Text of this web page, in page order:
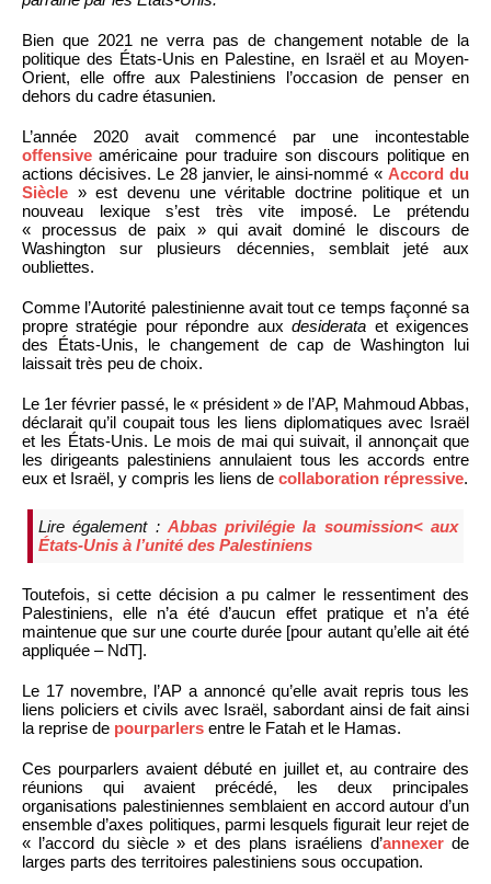
Bien que 2021 ne verra pas de changement notable de la
politique des États-Unis en Palestine, en Israël et au Moyen-
Orient, elle offre aux Palestiniens l’occasion de penser en
dehors du cadre étasunien.
L’année 2020 avait commencé par une incontestable
offensive américaine pour traduire son discours politique en
actions décisives. Le 28 janvier, le ainsi-nommé « Accord du
Siècle » est devenu une véritable doctrine politique et un
nouveau lexique s’est très vite imposé. Le prétendu
« processus de paix » qui avait dominé le discours de
Washington sur plusieurs décennies, semblait jeté aux
oubliettes.
Comme l’Autorité palestinienne avait tout ce temps façonné sa
propre stratégie pour répondre auxdesiderata et exigences
des États-Unis, le changement de cap de Washington lui
laissait très peu de choix.
Le 1er février passé, le « président » de l’AP, Mahmoud Abbas,
déclarait qu’il coupait tous les liens diplomatiques avec Israël
et les États-Unis. Le mois de mai qui suivait, il annonçait que
les dirigeants palestiniens annulaient tous les accords entre
eux et Israël, y compris les liens de collaboration répressive.
Lire également : Abbas privilégie la soumission< aux
États-Unis à l’unité des Palestiniens
Toutefois, si cette décision a pu calmer le ressentiment des
Palestiniens, elle n’a été d’aucun effet pratique et n’a été
maintenue que sur une courte durée [pour autant qu’elle ait été
appliquée – NdT].
Le 17 novembre, l’AP a annoncé qu’elle avait repris tous les
liens policiers et civils avec Israël, sabordant ainsi de fait ainsi
la reprise de pourparlers entre le Fatah et le Hamas.
Ces pourparlers avaient débuté en juillet et, au contraire des
réunions qui avaient précédé, les deux principales
organisations palestiniennes semblaient en accord autour d’un
ensemble d’axes politiques, parmi lesquels figurait leur rejet de
« l’accord du siècle » et des plans israéliens d’annexerde
larges parts des territoires palestiniens sous occupation.